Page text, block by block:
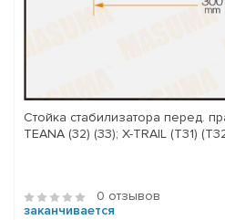
Стойка стабилизатора перед.
TEANA (32) (33); X-TRAIL (T31)
0 отзывов
заканчивается